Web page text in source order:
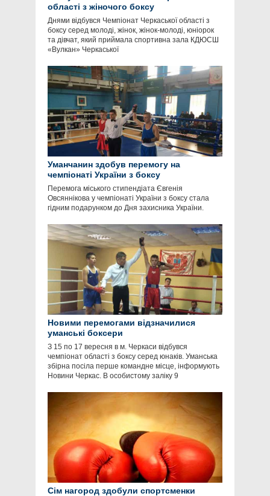
області з жіночого боксу
Днями відбувся Чемпіонат Черкаської області з
боксу серед молоді, жінок, жінок-молоді, юніорок
та дівчат, який приймала спортивна зала КДЮСШ
«Вулкан» Черкаської
Уманчанин здобув перемогу на
чемпіонаті України з боксу
Перемога міського стипендіата Євгенія
Овсяннікова у чемпіонаті України з боксу стала
гідним подарунком до Дня захисника України.
Новими перемогами відзначилися
уманські боксери
З 15 по 17 вересня в м. Черкаси відбувся
чемпіонат області з боксу серед юнаків. Уманська
збірна посіла перше командне місце, інформують
Новини Черкас. В особистому заліку 9
Сім нагород здобули спортсменки